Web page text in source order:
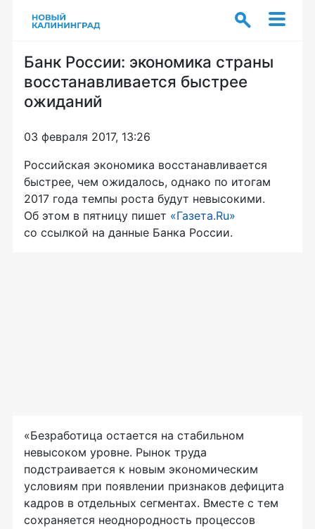
Банк России: экономика страны
восстанавливается быстрее
ожиданий
03 февраля 2017, 13:26
Российская экономика восстанавливается
быстрее, чем ожидалось, однако по итогам
2017 года темпы роста будут невысокими.
Об этом в пятницу пишет «Газета.Ru»
со ссылкой на данные Банка России.
«Безработица остается на стабильном
невысоком уровне. Рынок труда
подстраивается к новым экономическим
условиям при появлении признаков дефицита
кадров в отдельных сегментах. Вместе с тем
сохраняется неоднородность процессов